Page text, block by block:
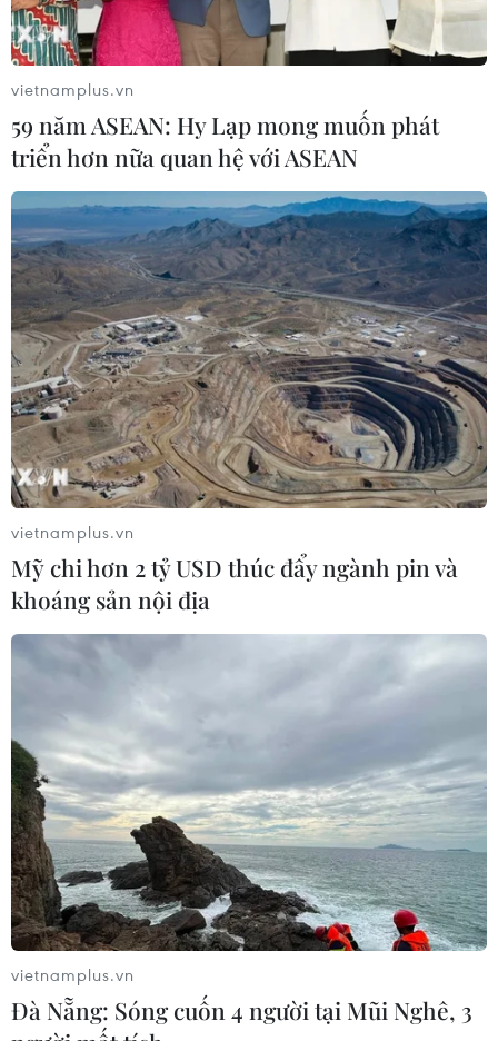
Real Madrid ngược dòng đánh bại Bayern
ngay tại Allianz Arena
25/04/2018 23:49
Real Madrid một lần nữa lại gieo sầu cho Bayern
Munich tại Allianz Arena khi có chiến thắng ngược dòng
2-1 ở lượt đi bán kết Champions League mùa này.
Video cận cảnh Real Madrid
ngược dòng đánh bại Bayern Munich
26/04/2018 00:06
Real Madrid đã giành ưu thế lớn trước Bayern Munich
sau chiến thắng ngược dòng 2-1 trên sân Allianz Arena
ở lượt đi bán kết Champions League.
vietnamplus.vn
59 năm ASEAN: Hy Lạp mong muốn phát
triển hơn nữa quan hệ với ASEAN
vietnamplus.vn
Mỹ chi hơn 2 tỷ USD thúc đẩy ngành pin và
khoáng sản nội địa
vietnamplus.vn
Đà Nẵng: Sóng cuốn 4 người tại Mũi Nghê, 3